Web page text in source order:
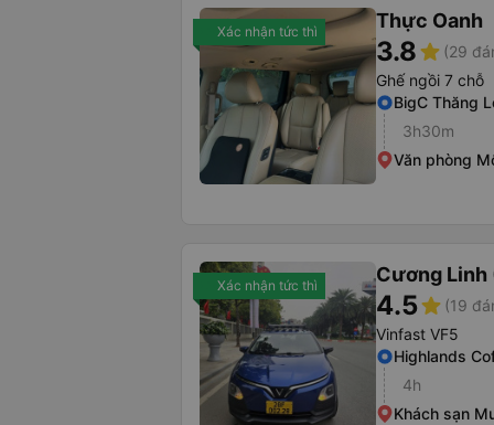
Xác nhận tức thì Thực Oanh
3.8star (29
Ghế ngồi 7 chỗ
BigC Thăng
3h30m
Văn phòng
Xác nhận tức thì Cương Linh
4.5star (19
Vinfast VF5
Highlands
4h
Khách sạn